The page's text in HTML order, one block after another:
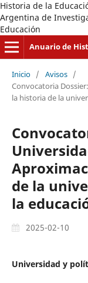
Historia de la
Argentina de
Educación
Anuario de
Inicio / Avisos /
Convocatoria
la historia de la
de la
la
2025-02-10
Universidad y